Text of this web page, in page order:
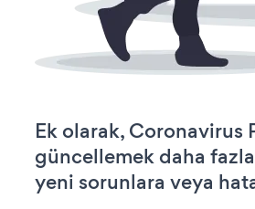
Ek olarak, Coronavirus
güncellemek daha
yeni sorunlara veya